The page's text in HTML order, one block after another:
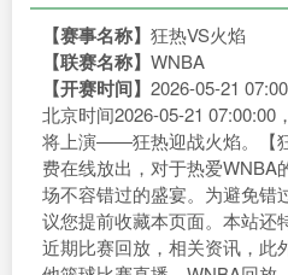
【赛事名称】 狂热VS火焰
【联赛名称】 WNBA
【开赛时间】 2026-05-21
北京时间2026-05-21 07:00:00
将上演——狂热迎战火焰。【
费在线放出，对于热爱WNBA
场不容错过的盛宴。为避免错
议您提前收藏本页面。本站还
近期比赛回放，相关资讯，此